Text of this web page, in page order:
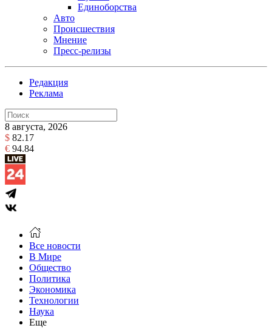
Единоборства
Авто
Происшествия
Мнение
Пресс-релизы
Редакция
Реклама
8 августа, 2026
$ 82.17
€ 94.84
Все новости
В Мире
Общество
Политика
Экономика
Технологии
Наука
Еще